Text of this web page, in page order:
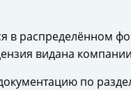
в распределённом
видана
по